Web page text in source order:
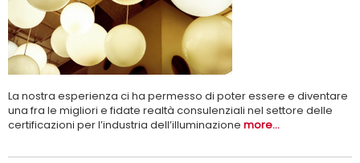
La nostra esperienza ci ha permesso di poter essere e diventare
una fra le migliori e fidate realtà consulenziali nel settore delle
certificazioni per l’industria dell’illuminazione more...